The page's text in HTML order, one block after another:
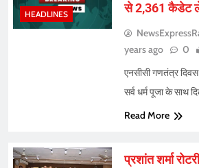
HEADLINES
से 2,361 कैडेट
years ago
0
एनसीसी गणतंत्र
सर्व धर्म पूजा के साथ
Read More
प्रशांत शर्मा